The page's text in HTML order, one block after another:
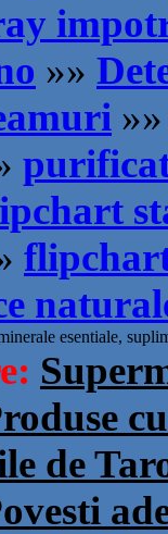
»»
»»
esentiale,
de